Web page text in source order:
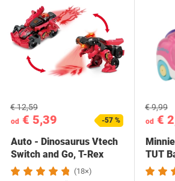
od € 5,39
€ 12,59
-57 %
Auto - Dinosaurus Vtech
Switch and Go, T-Rex
(18×)
od €
€ 9,99
TUT